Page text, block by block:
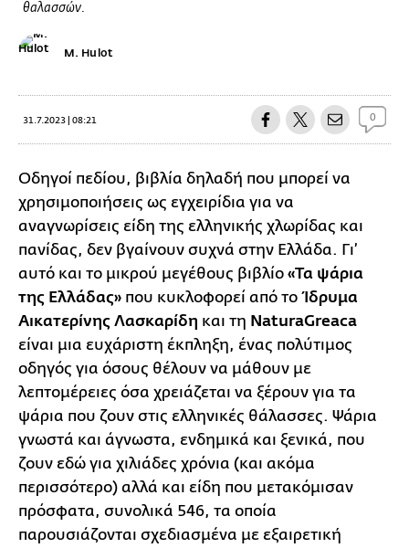
θαλασσών.
M. Hulot
31.7.2023 | 08:21 0
Οδηγοί πεδίου, βιβλία δηλαδή που μπορεί να
χρησιμοποιήσεις ως εγχειρίδια για να
αναγνωρίσεις είδη της ελληνικής χλωρίδας και
πανίδας, δεν βγαίνουν συχνά στην Ελλάδα. Γι’
αυτό και το μικρού μεγέθους βιβλίο «Τα ψάρια
της Ελλάδας» που κυκλοφορεί από το Ίδρυμα
Αικατερίνης Λασκαρίδη και τη NaturaGreaca
είναι μια ευχάριστη έκπληξη, ένας πολύτιμος
οδηγός για όσους θέλουν να μάθουν με
λεπτομέρειες όσα χρειάζεται να ξέρουν για τα
ψάρια που ζουν στις ελληνικές θάλασσες. Ψάρια
γνωστά και άγνωστα, ενδημικά και ξενικά, που
ζουν εδώ για χιλιάδες χρόνια (και ακόμα
περισσότερο) αλλά και είδη που μετακόμισαν
πρόσφατα, συνολικά 546, τα οποία
παρουσιάζονται σχεδιασμένα με εξαιρετική